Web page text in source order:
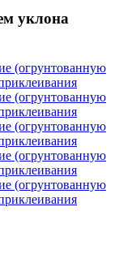
уклона